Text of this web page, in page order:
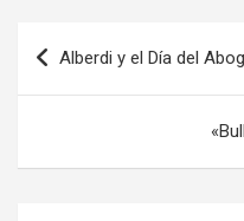
k
n
Navegación
de
Alberdi y el Día del